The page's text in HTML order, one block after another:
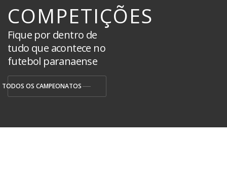
COMPETIÇÕES
Fique por dentro de
tudo que acontece no
futebol paranaense
TODOS OS CAMPEONATOS